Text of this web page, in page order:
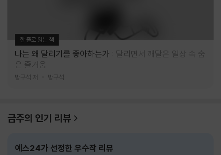
한 줄로 읽는 책
나는 왜 달리기를 좋아하는가
달리면서 깨달은 일상 속 숨
은 즐거움
방구석 저 방구석
금주의 인기 리뷰
예스24가 선정한 우수작 리뷰